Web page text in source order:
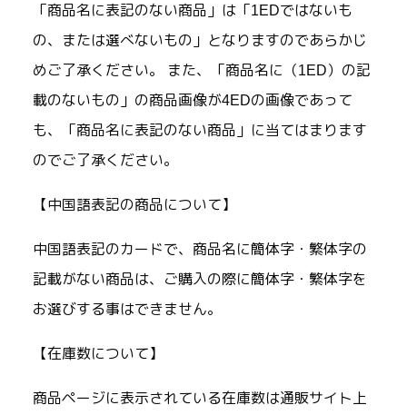
「商品名に表記のない商品」は「1EDではないも
の、または選べないもの」となりますのであらかじ
めご了承ください。 また、「商品名に（1ED）の記
載のないもの」の商品画像が4EDの画像であって
も、「商品名に表記のない商品」に当てはまります
のでご了承ください。
【中国語表記の商品について】
中国語表記のカードで、商品名に簡体字・繁体字の
記載がない商品は、ご購入の際に簡体字・繁体字を
お選びする事はできません。
【在庫数について】
商品ページに表示されている在庫数は通販サイト上